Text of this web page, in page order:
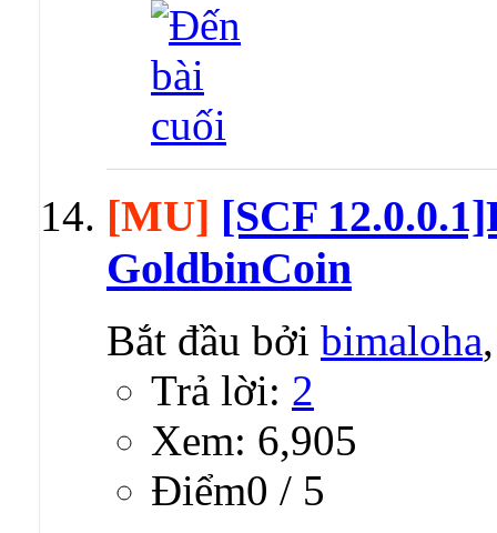
[MU] [SCF
GoldbinCoin
Bắt đầu bởi bimaloha
Trả lời: 2
Xem: 6,905
Ðiểm0 / 5